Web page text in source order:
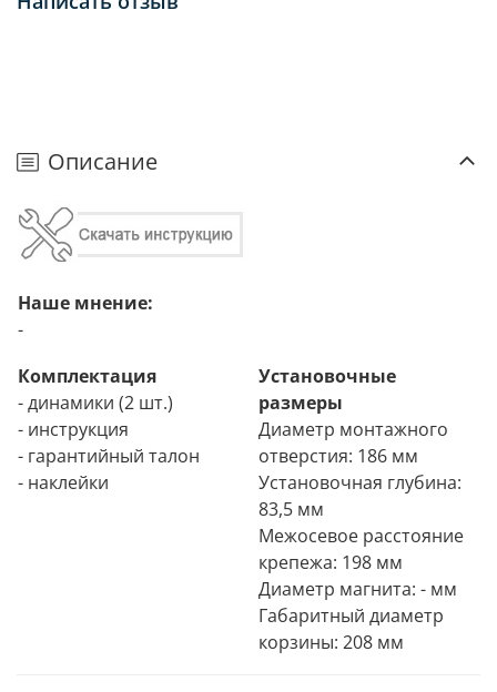
Описание
Наше мнение:
-
Комплектация
- динамики (2 шт.)
- инструкция
- гарантийный талон
- наклейки
Установочные
размеры
Диаметр монтажного
отверстия: 186 мм
Установочная глубина:
83,5 мм
Межосевое расстояние
крепежа: 198 мм
Диаметр магнита: - мм
Габаритный диаметр
корзины: 208 мм